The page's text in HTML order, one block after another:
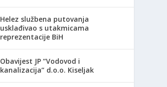
Helez službena putovanja
usklađivao s utakmicama
reprezentacije BiH
Obavijest JP “Vodovod i
kanalizacija” d.o.o. Kiseljak